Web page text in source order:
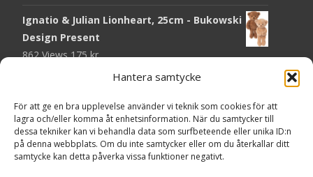
Hantera samtycke
För att ge en bra upplevelse använder vi teknik som cookies för att
lagra och/eller komma åt enhetsinformation. När du samtycker till
dessa tekniker kan vi behandla data som surfbeteende eller unika ID:n
på denna webbplats. Om du inte samtycker eller om du återkallar ditt
samtycke kan detta påverka vissa funktioner negativt.
Ignatio & Julian Lionheart, 25cm - Bukowski
Design Present
862 Views175kr
Chokladmynt Påskmotiv Present
819 Views25kr
Kort Påskhare, 8,5x11,5 cm Present
763 Views20kr
Powered by WordPress, Themei-craftby TemplatesNext.